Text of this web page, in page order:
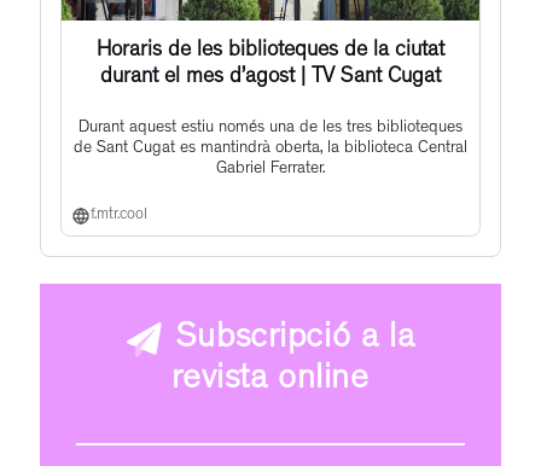
Horaris de les biblioteques de la ciutat
durant el mes d’agost | TV Sant Cugat
Durant aquest estiu només una de les tres biblioteques
de Sant Cugat es mantindrà oberta, la biblioteca Central
Gabriel Ferrater.
f.mtr.cool
Subscripció a la
revista online